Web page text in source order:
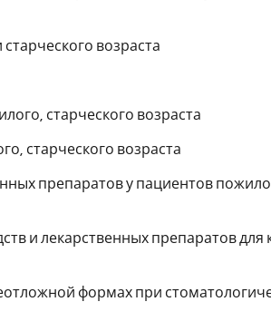
возраста
старческого возраста
старческого возраста
препаратов у пациентов
и лекарственных препаратов для
формах при